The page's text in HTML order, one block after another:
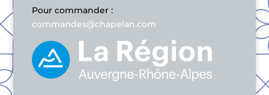
Pour commander :
commandes@chapelan.com